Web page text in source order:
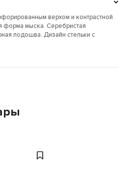
верхом и контрастной
форма мыска. Серебристая
подошва. Дизайн стельки с